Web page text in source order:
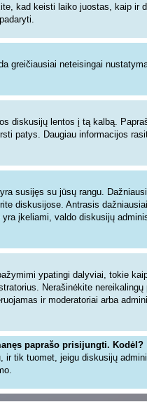
kad keisti laiko juostas, kaip ir
greičiausiai neteisingai
diskusijų lentos į tą kalbą.
patys. Daugiau informacijos
susijęs su jūsų rangu.
diskusijose. Antrasis
įkeliami, valdo diskusijų
ypatingi dalyviai, tokie
Nerašinėkite
ir moderatoriai arba
paprašo prisijungti. Kodėl?
tik tuomet, jeigu diskusijų